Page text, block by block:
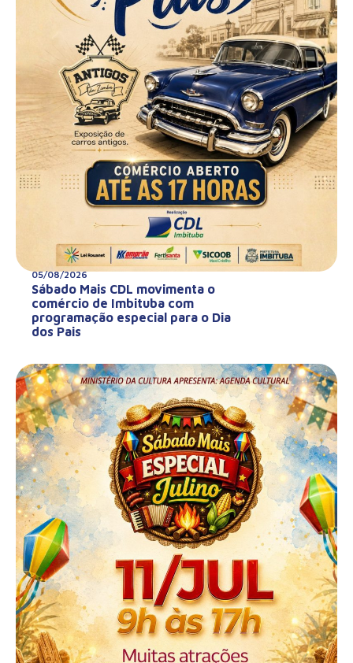
05/08/2026
Sábado Mais CDL movimenta o
comércio de Imbituba com
programação especial para o Dia
dos Pais